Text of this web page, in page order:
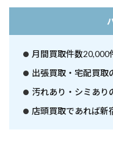
月間買取件数20,000
出張買取・宅配買取
汚れあり・シミあり
店頭買取であれば新